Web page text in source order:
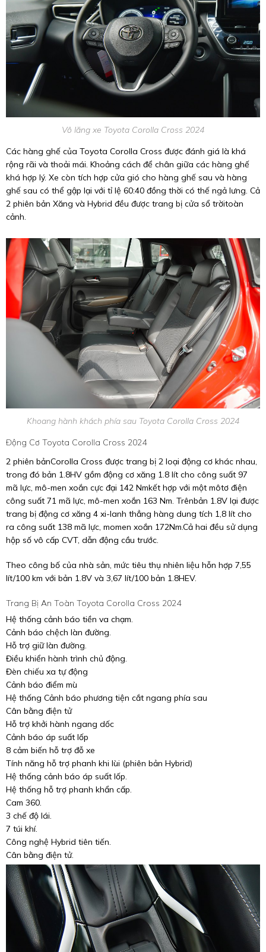
Vô lăng xe Toyota Corolla Cross 2024
Các hàng ghế của Toyota Corolla Cross được đánh giá là khá
rộng rãi và thoải mái. Khoảng cách để chân giữa các hàng ghế
khá hợp lý. Xe còn tích hợp cửa gió cho hàng ghế sau và hàng
ghế sau có thể gập lại với tỉ lệ 60:40 đồng thời có thế ngả lưng. Cả
2 phiên bản Xăng và Hybrid đều được trang bị cửa sổ trờitoàn
cảnh.
Khoang hành khách phía sau Toyota Corolla Cross 2024
Động Cơ Toyota Corolla Cross 2024
2 phiên bảnCorolla Cross được trang bị 2 loại động cơ khác nhau,
trong đó bản 1.8HV gồm động cơ xăng 1.8 lít cho công suất 97
mã lực, mô-men xoắn cực đại 142 Nmkết hợp với một môtơ điện
công suất 71 mã lực, mô-men xoắn 163 Nm. Trênbản 1.8V lại được
trang bị động cơ xăng 4 xi-lanh thẳng hàng dung tích 1,8 lít cho
ra công suất 138 mã lực, momen xoắn 172Nm.Cả hai đều sử dụng
hộp số vô cấp CVT, dẫn động cầu trước.
Theo công bố của nhà sản, mức tiêu thụ nhiên liệu hỗn hợp 7,55
lít/100 km với bản 1.8V và 3,67 lít/100 bản 1.8HEV.
Trang Bị An Toàn Toyota Corolla Cross 2024
Hệ thống cảnh báo tiền va chạm.
Cảnh báo chệch làn đường.
Hỗ trợ giữ làn đường.
Điều khiển hành trình chủ động.
Đèn chiếu xa tự động
Cảnh báo điểm mù
Hệ thống Cảnh báo phương tiện cắt ngang phía sau
Cân bằng điện tử
Hỗ trợ khởi hành ngang dốc
Cảnh báo áp suất lốp
8 cảm biến hỗ trợ đỗ xe
Tính năng hỗ trợ phanh khi lùi (phiên bản Hybrid)
Hệ thống cảnh báo áp suất lốp.
Hệ thống hỗ trợ phanh khẩn cấp.
Cam 360.
3 chế độ lái.
7 túi khí.
Công nghệ Hybrid tiên tiến.
Cân bằng điện tử.